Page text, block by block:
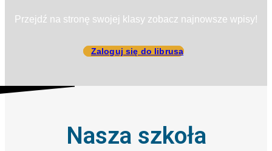
Przejdź na stronę swojej klasy zobacz najnowsze wpisy!
Zaloguj się do librusa
Nasza szkoła